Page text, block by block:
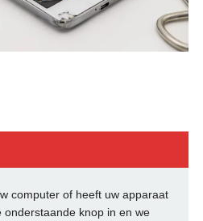
computer of heeft uw apparaat
onderstaande knop in en we